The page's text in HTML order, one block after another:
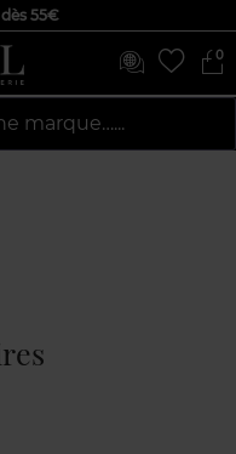
55€
0
marque…...